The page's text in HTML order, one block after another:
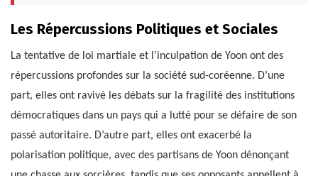
Les Répercussions Politiques et Sociales
La tentative de loi martiale et l’inculpation de Yoon ont des
répercussions profondes sur la société sud-coréenne. D’une
part, elles ont ravivé les débats sur la fragilité des institutions
démocratiques dans un pays qui a lutté pour se défaire de son
passé autoritaire. D’autre part, elles ont exacerbé la
polarisation politique, avec des partisans de Yoon dénonçant